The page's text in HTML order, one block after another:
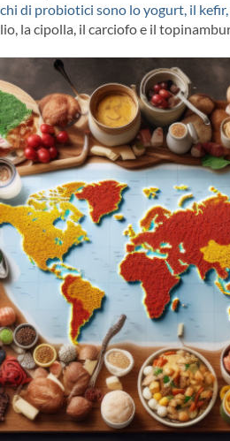
di probiotici sono lo yogurt, il
la cipolla, il carciofo e il